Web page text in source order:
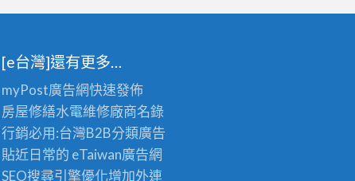
[e台灣]還有更多…
myPost廣告網快速發佈
房屋修繕水電維修廠商名錄
行銷必用:台灣B2B分類廣告
貼近日常的 eTaiwan廣告網
SEO搜尋引擎優化增加外連